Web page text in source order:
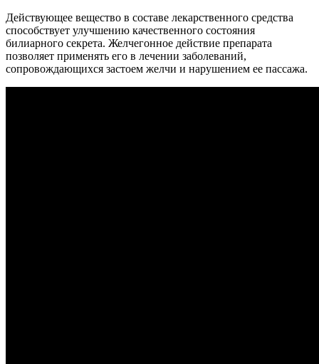
Действующее вещество в составе лекарственного средства
способствует улучшению качественного состояния
билиарного секрета. Желчегонное действие препарата
позволяет применять его в лечении заболеваний,
сопровождающихся застоем желчи и нарушением ее пассажа.